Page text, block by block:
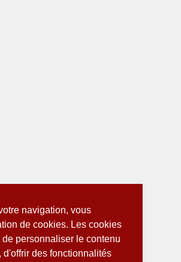
navigation, vous
de cookies. Les cookies
de personnaliser le contenu
d'offrir des fonctionnalités